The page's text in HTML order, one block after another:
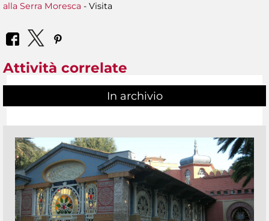
alla Serra Moresca - Visita
Attività correlate
In archivio